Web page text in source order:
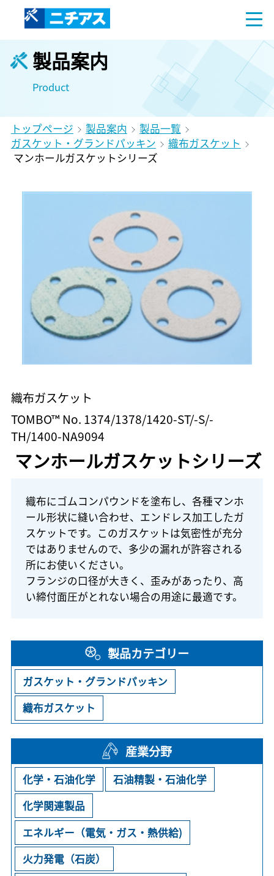
製品案内
Product
トップページ 製品案内
製品一覧
ガスケット・グランドパッキン
織布ガスケット
マンホールガスケットシリーズ
織布ガスケット
TOMBO™ No. 1374/1378/1420-ST/-S/-
TH/1400-NA9094
マンホールガスケットシリーズ
織布にゴムコンパウンドを塗布し、各種マンホ
ール形状に縫い合わせ、エンドレス加工したガ
スケットです。このガスケットは気密性が充分
ではありませんので、多少の漏れが許容される
所にお使いください。
フランジの口径が大きく、歪みがあったり、高
い締付面圧がとれない場合の用途に最適です。
製品カテゴリー
ガスケット・グランドパッキン
織布ガスケット
産業分野
化学・石油化学
石油精製・石油化学
化学関連製品
エネルギー（電気・ガス・熱供給)
火力発電（石炭）